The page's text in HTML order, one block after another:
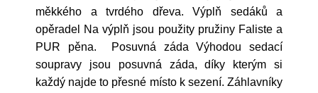
měkkého a tvrdého dřeva. Výplň sedáků a
opěradel Na výplň jsou použity pružiny Faliste a
PUR pěna. Posuvná záda Výhodou sedací
soupravy jsou posuvná záda, díky kterým si
každý najde to přesné místo k sezení. Záhlavníky